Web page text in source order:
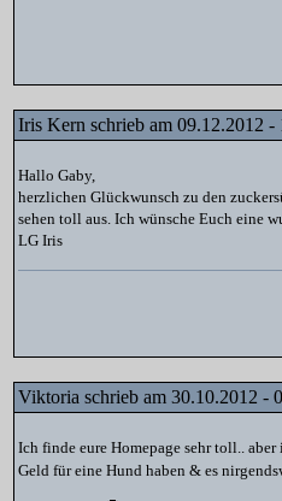
Iris Kern schrieb am 09.12.2012 -
Hallo Gaby,
herzlichen Glückwunsch zu den
sehen toll aus. Ich wünsche Euch eine
LG Iris
Viktoria schrieb am 30.10.2012 -
Ich finde eure Homepage sehr toll..
Geld für eine Hund haben & es